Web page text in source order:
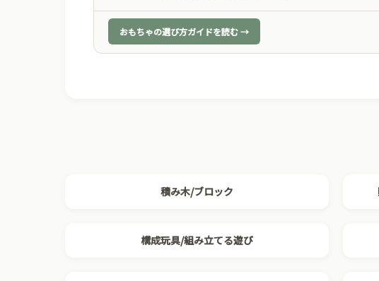
おもちゃの選び方ガイドを読む →
積み木/ブロック
構成玩具/組み立てる遊び